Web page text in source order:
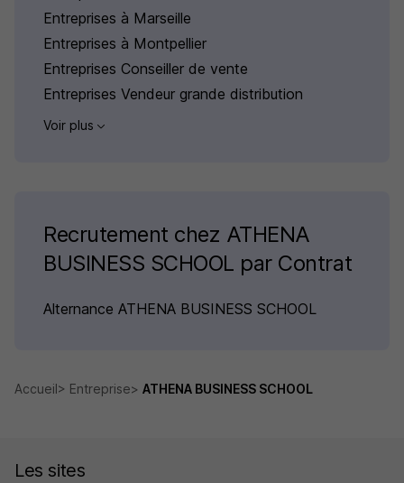
Entreprises à Marseille
Entreprises à Montpellier
Entreprises Conseiller de vente
Entreprises Vendeur grande distribution
Voir plus
Recrutement chez ATHENA
BUSINESS SCHOOL par Contrat
Alternance ATHENA BUSINESS SCHOOL
Accueil Entreprise ATHENA BUSINESS SCHOOL
Les sites